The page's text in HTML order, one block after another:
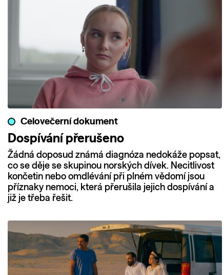
Celovečerní dokument
Dospívání přerušeno
Žádná doposud známá diagnóza nedokáže popsat,
co se děje se skupinou norských dívek. Necitlivost
končetin nebo omdlévání při plném vědomí jsou
příznaky nemoci, která přerušila jejich dospívání a
již je třeba řešit.